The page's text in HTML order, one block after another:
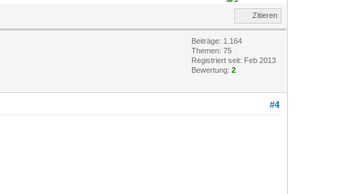
Zitieren
Beiträge: 1.164
Themen: 75
Registriert seit: Feb 2013
Bewertung:2
#4